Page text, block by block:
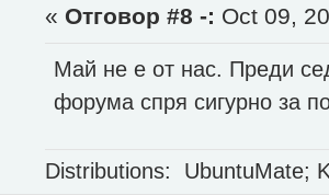
« Отговор #8 -: Oct 09,
Май не е от нас. Преди
форума спря сигурно за
Distributions: UbuntuMate;